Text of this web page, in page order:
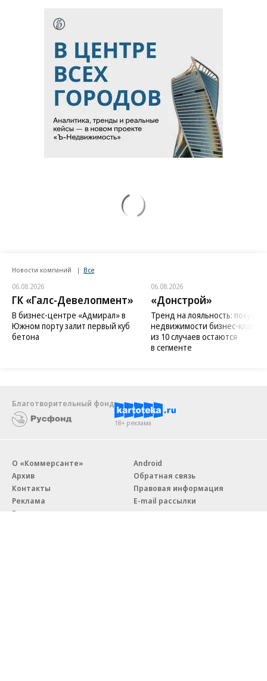
Новости компаний Все
06.08.2026
ГК «Галс-Девелопмент»
В бизнес-центре «Адмирал» в
Южном порту залит первый куб
бетона
06.08.2026
«Донстрой»
Тренд на лояльность:
недвижимости бизнес-класса
из 10 случаев остаются
в сегменте
Благотворительный фонд
18+ реклама
О «Коммерсанте»
Архив
Контакты
Реклама
Вакансии
Android
Обратная связь
Правовая информация
E-mail рассылки